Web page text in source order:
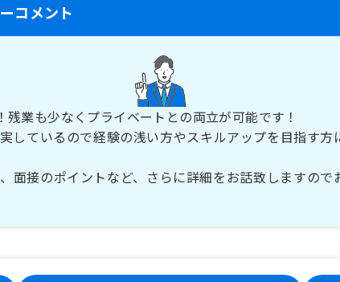
コメント
業も少なくプライベートとの両立が可能です！
しているので経験の浅い方やスキルアップを目指す方
面接のポイントなど、さらに詳細をお話致しますので